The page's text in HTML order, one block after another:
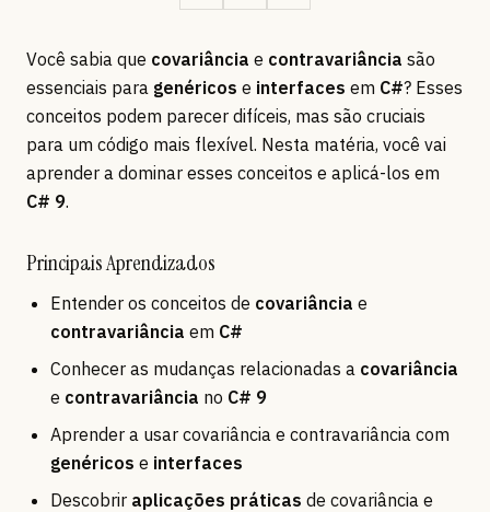
Você sabia que covariância e contravariância são
essenciais para genéricos e interfaces em C#? Esses
conceitos podem parecer difíceis, mas são cruciais
para um código mais flexível. Nesta matéria, você vai
aprender a dominar esses conceitos e aplicá-los em
C# 9.
Principais Aprendizados
Entender os conceitos de covariância e
contravariância em C#
Conhecer as mudanças relacionadas a covariância
e contravariância no C# 9
Aprender a usar covariância e contravariância com
genéricos e interfaces
Descobrir aplicações práticas de covariância e